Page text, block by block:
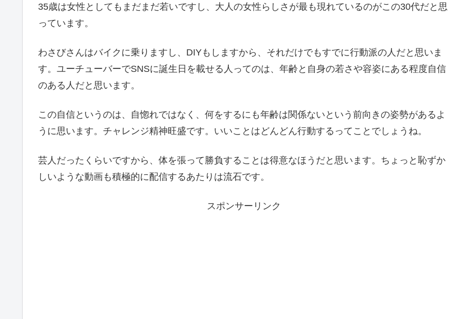
35歳は女性としてもまだまだ若いですし、大人の女性らしさが最も現れているのがこの30代だと思
っています。
わさびさんはバイクに乗りますし、DIYもしますから、それだけでもすでに行動派の人だと思いま
す。ユーチューバーでSNSに誕生日を載せる人ってのは、年齢と自身の若さや容姿にある程度自信
のある人だと思います。
この自信というのは、自惚れではなく、何をするにも年齢は関係ないという前向きの姿勢があるよ
うに思います。チャレンジ精神旺盛です。いいことはどんどん行動するってことでしょうね。
芸人だったくらいですから、体を張って勝負することは得意なほうだと思います。ちょっと恥ずか
しいような動画も積極的に配信するあたりは流石です。
スポンサーリンク